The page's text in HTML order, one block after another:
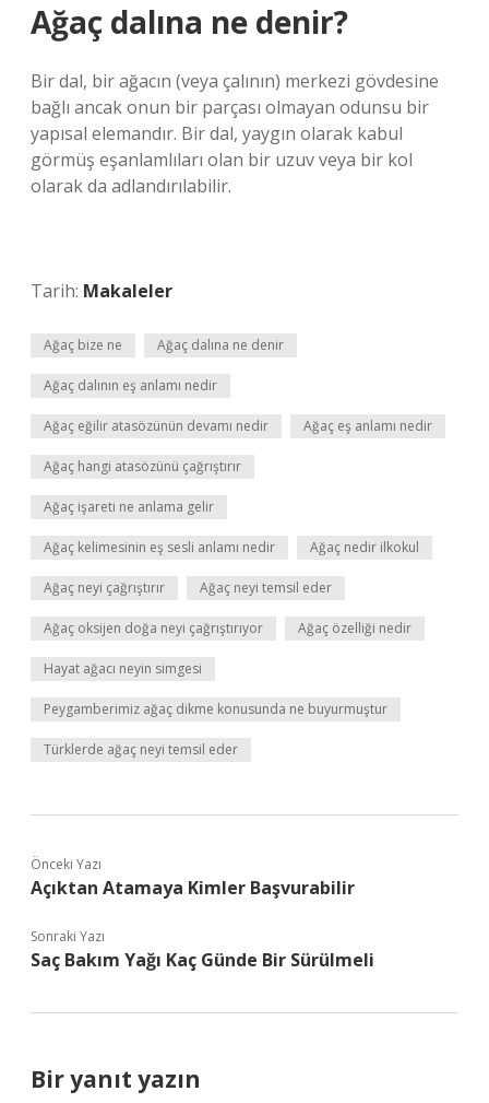
Ağaç dalına ne denir?
Bir dal, bir ağacın (veya çalının) merkezi gövdesine
bağlı ancak onun bir parçası olmayan odunsu bir
yapısal elemandır. Bir dal, yaygın olarak kabul
görmüş eşanlamlıları olan bir uzuv veya bir kol
olarak da adlandırılabilir.
Tarih: Makaleler
Ağaç bize ne Ağaç dalına ne denir
Ağaç dalının eş anlamı nedir
Ağaç eğilir atasözünün devamı nedir Ağaç eş anlamı nedir
Ağaç hangi atasözünü çağrıştırır
Ağaç işareti ne anlama gelir
Ağaç kelimesinin eş sesli anlamı nedir Ağaç nedir ilkokul
Ağaç neyi çağrıştırır Ağaç neyi temsil eder
Ağaç oksijen doğa neyi çağrıştırıyor Ağaç özelliği nedir
Hayat ağacı neyin simgesi
Peygamberimiz ağaç dikme konusunda ne buyurmuştur
Türklerde ağaç neyi temsil eder
Önceki Yazı
Açıktan Atamaya Kimler Başvurabilir
Sonraki Yazı
Saç Bakım Yağı Kaç Günde Bir Sürülmeli
Bir yanıt yazın